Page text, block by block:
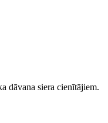
dāvana siera cienītājiem.